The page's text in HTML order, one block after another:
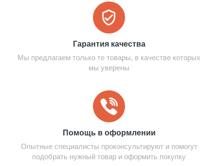
Гарантия качества
Мы предлагаем только те товары, в качестве которых
мы уверены
Помощь в оформлении
Опытные специалисты проконсультируют и помогут
подобрать нужный товар и оформить покупку